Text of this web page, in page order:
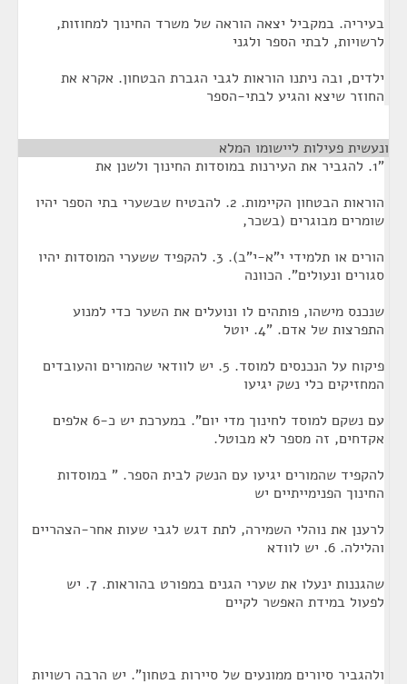
בעיריה. במקביל יצאה הוראה של משרד החינוך למחוזות,
לרשויות, לבתי הספר ולגני
ילדים, ובה ניתנו הוראות לגבי הגברת הבטחון. אקרא את
החוזר שיצא והגיע לבתי-הספר
ונעשית פעילות ליישומו המלא
"1. להגביר את העירנות במוסדות החינוך ולשנן את
הוראות הבטחון הקיימות. 2. להבטיח שבשערי בתי הספר יהיו
שומרים מבוגרים (בשכר,
הורים או תלמידי י"א-י"ב). 3. להקפיד ששערי המוסדות יהיו
סגורים ונעולים". הכוונה
שנכנס מישהו, פותהים לו ונועלים את השער כדי למנוע
התפרצות של אדם. "4. יוטל
פיקוח על הנכנסים למוסד. 5. יש לוודאי שהמורים והעובדים
המחזיקים כלי נשק יגיעו
עם נשקם למוסד לחינוך מדי יום". במערכת יש כ-6 אלפים
אקדחים, זה מספר לא מבוטל.
להקפיד שהמורים יגיעו עם הנשק לבית הספר. " במוסדות
החינוך הפנימייתיים יש
לרענן את נוהלי השמירה, לתת דגש לגבי שעות אחר-הצהריים
והלילה. 6. יש לוודא
שהגננות ינעלו את שערי הגנים במפורט בהוראות. 7. יש
לפעול במידת האפשר לקיים
ולהגביר סיורים ממונעים של סיירות בטחון". יש הרבה רשויות